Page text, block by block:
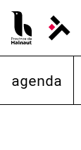
contenu
agenda